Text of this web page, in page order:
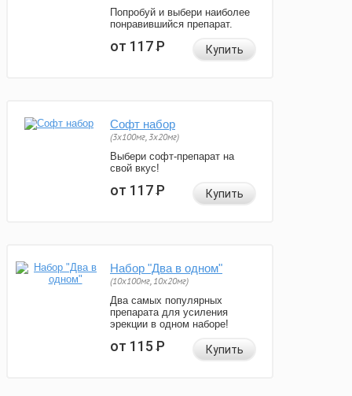
Попробуй и выбери наиболее
понравившийся препарат.
от 117Р Купить
Софт набор
(3x100мг, 3x20мг)
Выбери софт-препарат на
свой вкус!
от 117Р Купить
Набор "Два в одном"
(10x100мг, 10x20мг)
Два самых популярных
препарата для усиления
эрекции в одном наборе!
от 115Р Купить